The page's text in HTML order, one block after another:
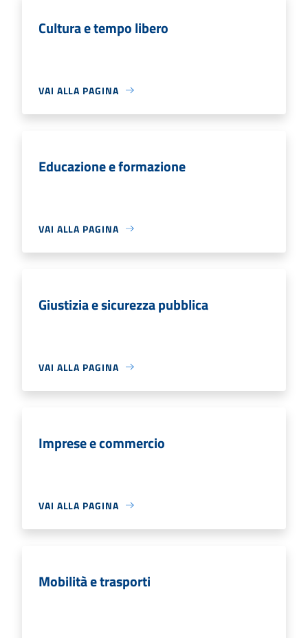
Cultura e tempo libero
VAI ALLA PAGINA
Educazione e formazione
VAI ALLA PAGINA
Giustizia e sicurezza pubblica
VAI ALLA PAGINA
Imprese e commercio
VAI ALLA PAGINA
Mobilità e trasporti